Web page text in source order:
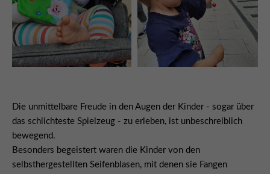
Die unmittelbare Freude in den Augen der Kinder - sogar über
das schlichteste Spielzeug - zu erleben, ist unbeschreiblich
bewegend.
Besonders begeistert waren die Kinder von den
selbsthergestellten Seifenblasen, mit denen sie Fangen